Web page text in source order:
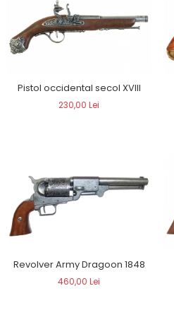
Pistol occidental secol XVIII
230,00 Lei
Revolver Army Dragoon 1848
460,00 Lei